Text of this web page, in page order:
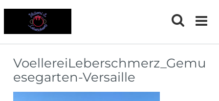
VoellereiLeberschmerz_Gemu
esegarten-Versaille